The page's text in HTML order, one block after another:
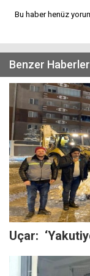
Bu haber henüz
Benzer Haberler
Uçar: